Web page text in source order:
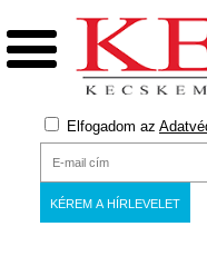
Elfogadom az